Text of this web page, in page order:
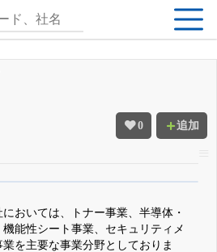
0 追加
β版をはじめる
と米株版の先行利用も付きます
おいては、トナー事業、半導体・
能性シート事業、セキュリティメ
を主要な事業分野としておりま